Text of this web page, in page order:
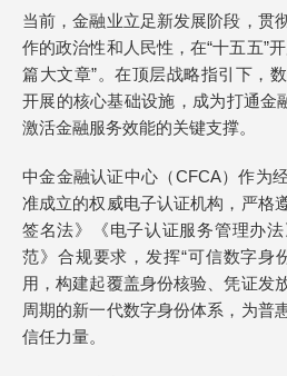
当前，金融业立足新发展阶段，贯
作的政治性和人民性，在“十五五”
篇大文章”。在顶层战略指引下，
开展的核心基础设施，成为打通金
激活金融服务效能的关键支撑。
中金金融认证中心（CFCA）作为
准成立的权威电子认证机构，严格
签名法》《电子认证服务管理办
范》合规要求，发挥“可信数字身
用，构建起覆盖身份核验、凭证发
周期的新一代数字身份体系，为普
信任力量。